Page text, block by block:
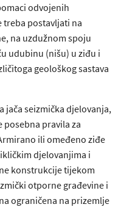
odvojenih
postavljati na
na uzdužnom spoju
udubinu (nišu) u ziđu i
geološkog sastava
jača seizmička djelovanja,
posebna pravila za
ili omeđeno ziđe
djelovanjima i
konstrukcije tijekom
otporne građevine i
ograničena na prizemlje